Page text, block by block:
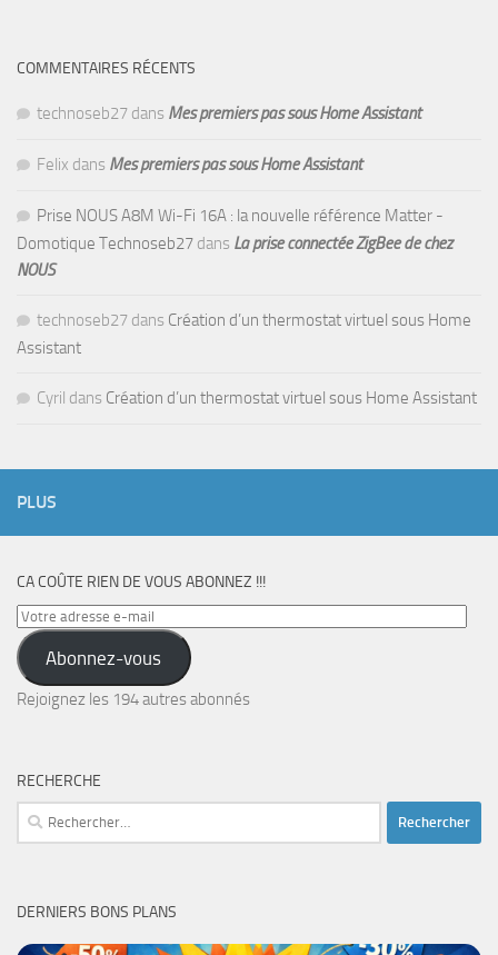
COMMENTAIRES RÉCENTS
technoseb27 dans Mes premiers pas sous Home Assistant
Felix dans Mes premiers pas sous Home Assistant
Prise NOUS A8M Wi-Fi 16A : la nouvelle référence Matter -
Domotique Technoseb27 dans La prise connectée ZigBee de chez
NOUS
technoseb27 dans Création d’un thermostat virtuel sous Home
Assistant
Cyril dans Création d’un thermostat virtuel sous Home Assistant
PLUS
CA COÛTE RIEN DE VOUS ABONNEZ !!!
Votre
adresse
e-
mail
Abonnez-vous
Rejoignez les 194 autres abonnés
RECHERCHE
Rechercher :
DERNIERS BONS PLANS